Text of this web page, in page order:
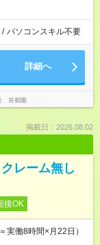
/ パソコンスキル不要
詳細へ
首都圏
掲載日：2026.08.02
レーム無し
接OK
働8時間×月22日）